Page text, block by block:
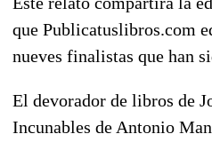
que Publicatuslibros.com
nueves finalistas que han
El devorador de libros de
Incunables de Antonio